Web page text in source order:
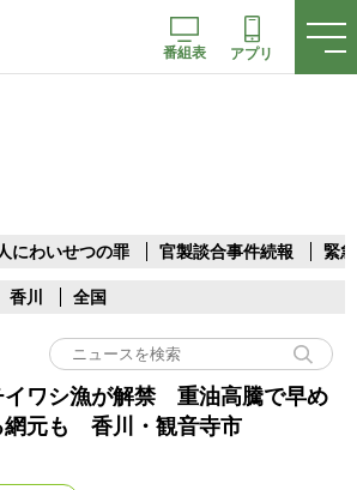
番組表 アプリ
にわいせつの罪 官製談合事件続報 緊
香川 全国
イワシ漁が解禁 重油高騰で早め
網元も 香川・観音寺市